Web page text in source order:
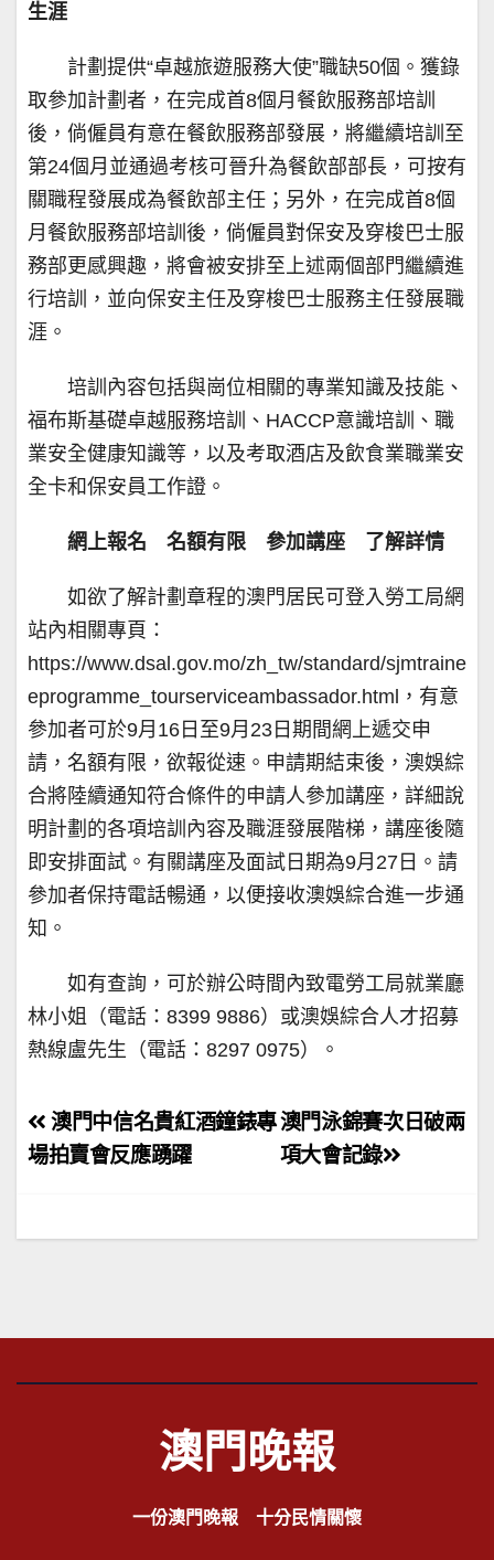
生涯
計劃提供“卓越旅遊服務大使”職缺50個。獲錄
取參加計劃者，在完成首8個月餐飲服務部培訓
後，倘僱員有意在餐飲服務部發展，將繼續培訓至
第24個月並通過考核可晉升為餐飲部部長，可按有
關職程發展成為餐飲部主任；另外，在完成首8個
月餐飲服務部培訓後，倘僱員對保安及穿梭巴士服
務部更感興趣，將會被安排至上述兩個部門繼續進
行培訓，並向保安主任及穿梭巴士服務主任發展職
涯。
培訓內容包括與崗位相關的專業知識及技能、
福布斯基礎卓越服務培訓、HACCP意識培訓、職
業安全健康知識等，以及考取酒店及飲食業職業安
全卡和保安員工作證。
網上報名 名額有限 參加講座 了解詳情
如欲了解計劃章程的澳門居民可登入勞工局網
站內相關專頁：
https://www.dsal.gov.mo/zh_tw/standard/sjmtraine
eprogramme_tourserviceambassador.html，有意
參加者可於9月16日至9月23日期間網上遞交申
請，名額有限，欲報從速。申請期結束後，澳娛綜
合將陸續通知符合條件的申請人參加講座，詳細說
明計劃的各項培訓內容及職涯發展階梯，講座後隨
即安排面試。有關講座及面試日期為9月27日。請
參加者保持電話暢通，以便接收澳娛綜合進一步通
知。
如有查詢，可於辦公時間內致電勞工局就業廳
林小姐（電話：8399 9886）或澳娛綜合人才招募
熱線盧先生（電話：8297 0975）。
文
章
覽
澳門泳錦賽次日破兩
項大會記錄
澳門中信名貴紅酒鐘錶專
場拍賣會反應踴躍
澳門晚報
一份澳門晚報 十分民情關懷